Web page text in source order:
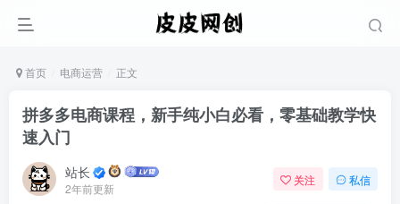
首页 电商运营 正文
拼多多电商课程，新手纯小白必看，零基础教学快
速入门
站长
2年前更新
关注 私信